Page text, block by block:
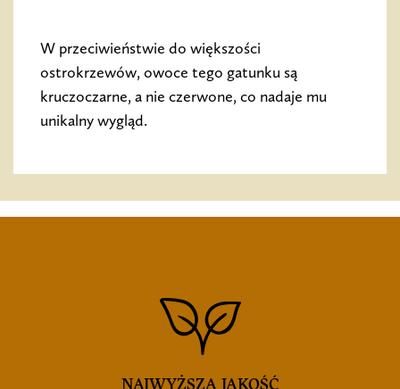
W przeciwieństwie do większości
ostrokrzewów, owoce tego gatunku są
kruczoczarne, a nie czerwone, co nadaje mu
unikalny wygląd.